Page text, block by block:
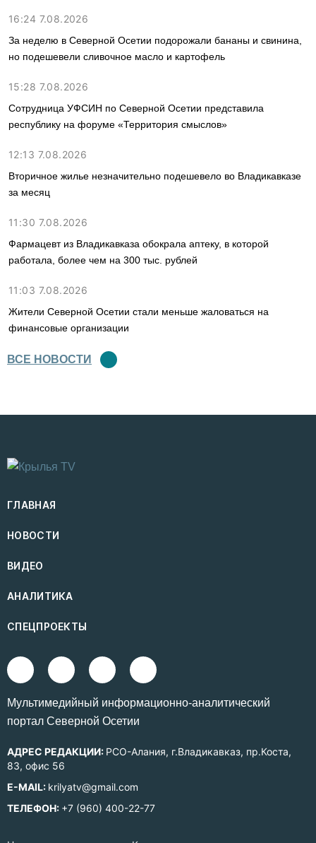
16:24 7.08.2026
За неделю в Северной Осетии подорожали бананы и свинина,
но подешевели сливочное масло и картофель
15:28 7.08.2026
Сотрудница УФСИН по Северной Осетии представила
республику на форуме «Территория смыслов»
12:13 7.08.2026
Вторичное жилье незначительно подешевело во Владикавказе
за месяц
11:30 7.08.2026
Фармацевт из Владикавказа обокрала аптеку, в которой
работала, более чем на 300 тыс. рублей
11:03 7.08.2026
Жители Северной Осетии стали меньше жаловаться на
финансовые организации
ВСЕ НОВОСТИ
ГЛАВНАЯ
НОВОСТИ
ВИДЕО
АНАЛИТИКА
СПЕЦПРОЕКТЫ
Mультимедийный информационно-аналитический
портал Северной Осетии
АДРЕС РЕДАКЦИИ: РСО-Алания, г.Владикавказ, пр.Коста,
83, офис 56
E-MAIL: krilyatv@gmail.com
ТЕЛЕФОН: +7 (960) 400-22-77